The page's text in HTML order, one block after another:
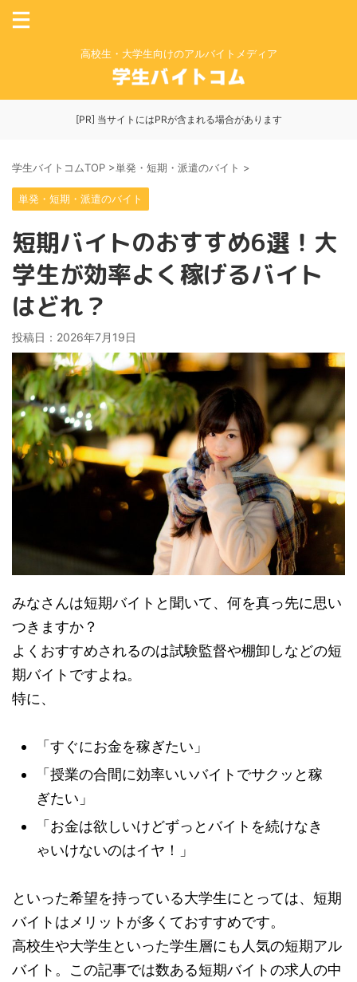
高校生・大学生向けのアルバイトメディア
[PR] 当サイトにはPRが含まれる場合があります
学生バイトコムTOP >単発・短期・派遣のバイト >
単発・短期・派遣のバイト
短期バイトのおすすめ6選！大
学生が効率よく稼げるバイト
はどれ？
投稿日： 2026年7月19日
みなさんは短期バイトと聞いて、何を真っ先に思い
つきますか？
よくおすすめされるのは試験監督や棚卸しなどの短
期バイト ですよね。
特に、
「すぐにお金を稼ぎたい」
「授業の合間に効率いいバイトでサクッと稼
ぎたい」
「お金は欲しいけどずっとバイトを続けなき
ゃいけないのはイヤ！」
といった希望を持っている大学生にとっては、短期
バイトはメリットが多くておすすめです。
高校生や大学生といった学生層にも人気の短期アル
バイト。この記事では数ある短期バイトの求人の中